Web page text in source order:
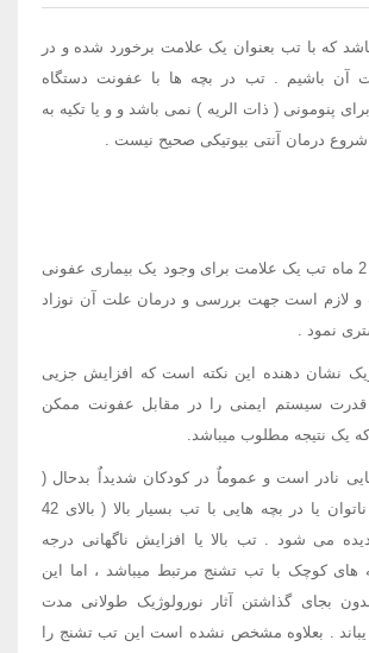
که با تب بعنوان یک علامت برخورد شده و در
آن باشیم . تب در بچه ها با عفونت دستگاه
پنومونی ( ذات الریه ) نمی باشد و و یا تکیه به
شروع درمان آنتی بیوتیکی صحیح نیست .
اما در بچه های زیر 2 ماه تب یک علامت برای وجود یک بیماری عفونی
و لازم است جهت بررسی و درمان علت آن نوزاد
نمود .
نشان دهنده این نکته است که افزایش جزیی
سیستم ایمنی را در مقابل عفونت ممکن
یک نتیجه مطلوب میباشد.
نادر است و عموماٌ در کودکان شدیداٌ بدحال (
پنومونی شدید ) و ناتوان یا در بچه هایی با تب بسیار بالا ( بالای 42
می شود . تب بالا یا افزایش ناگهانی درجه
های کوچک با تب تشنج مرتبط میباشد ، اما این
بجای گذاشتن آثار نورولوژیک طولانی مدت
یباند . بعلاوه مشخص نشده است این تب تشنج را